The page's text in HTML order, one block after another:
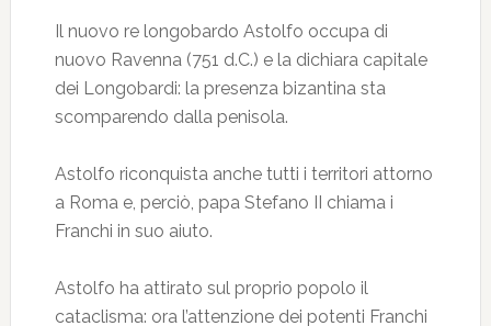
Il nuovo re longobardo Astolfo occupa di
nuovo Ravenna (751 d.C.) e la dichiara capitale
dei Longobardi: la presenza bizantina sta
scomparendo dalla penisola.
Astolfo riconquista anche tutti i territori attorno
a Roma e, perciò, papa Stefano II chiama i
Franchi in suo aiuto.
Astolfo ha attirato sul proprio popolo il
cataclisma: ora l’attenzione dei potenti Franchi